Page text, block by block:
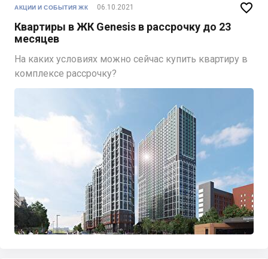
АКЦИИ И СОБЫТИЯ ЖК 06.10.2021
Квартиры в ЖК Genesis в рассрочку до 23
месяцев
На каких условиях можно сейчас купить квартиру в
комплексе рассрочку?
